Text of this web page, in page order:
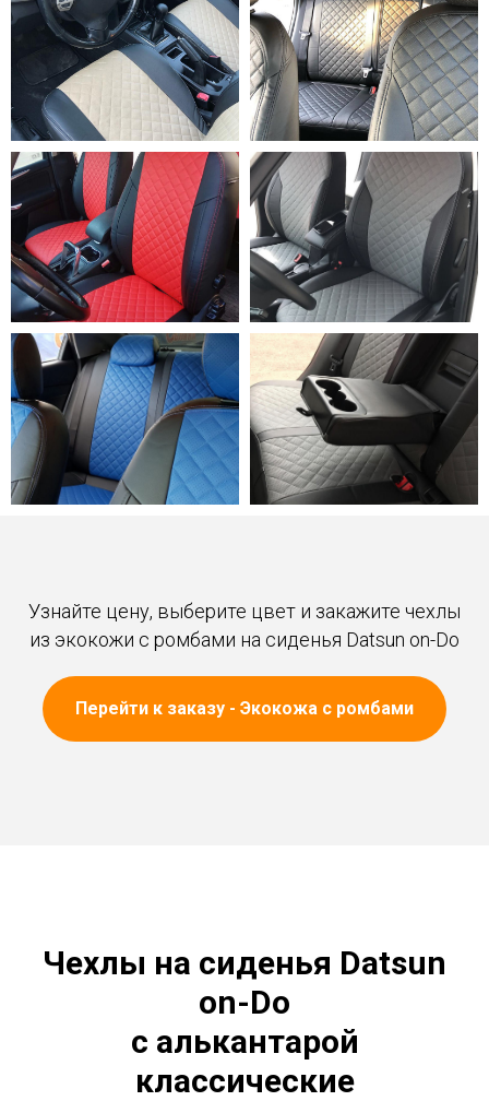
Узнайте цену, выберите цвет и закажите чехлы
из экокожи с ромбами на сиденья Datsun on-Do
Перейти к заказу - Экокожа с ромбами
Чехлы на сиденья Datsun
on-Do
с алькантарой
классические